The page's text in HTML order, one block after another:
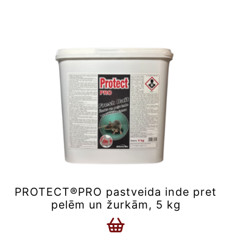
PROTECT®PRO pastveida inde pret
pelēm un žurkām, 5 kg